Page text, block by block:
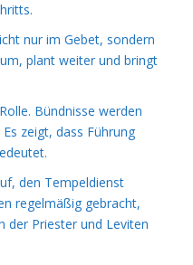
nur im Gebet, sondern
plant weiter und bringt
Bündnisse werden
zeigt, dass Führung
den Tempeldienst
regelmäßig gebracht,
der Priester und Leviten